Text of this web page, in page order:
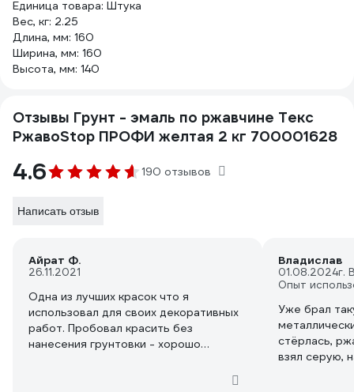
Единица товара: Штука
Вес, кг: 2.25
Длина, мм: 160
Ширина, мм: 160
Высота, мм: 140
Отзывы Грунт - эмаль по ржавчине Текс
РжавоStop ПРОФИ желтая 2 кг 700001628
4.6 190 отзывов
Написать отзыв
Айрат Ф.
26.11.2021
Одна из лучших красок что я
использовал для своих декоративных
работ. Пробовал красить без
нанесения грунтовки - хорошо
Владислав
01.08.2024г.
Опыт
Уже брал
стёрлась,
взял серую,